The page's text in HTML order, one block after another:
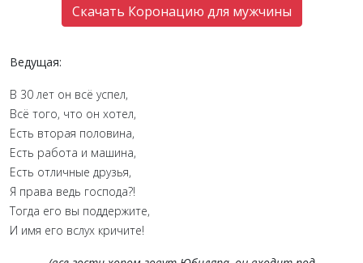
Скачать Коронацию для мужчины
Ведущая:
В 30 лет он всё успел,
Всё того, что он хотел,
Есть вторая половина,
Есть работа и машина,
Есть отличные друзья,
Я права ведь господа?!
Тогда его вы поддержите,
И имя его вслух кричите!